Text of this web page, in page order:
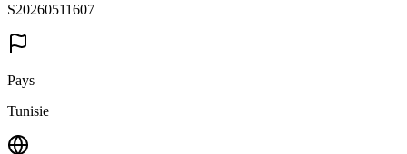
S20260511607
Pays
Tunisie